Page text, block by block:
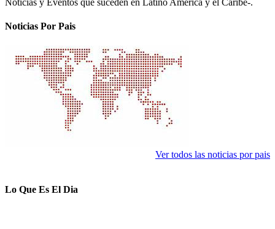
Noticias y Eventos que suceden en Latino América y el Caribe-.
Noticias Por Pais
Ver todos las noticias por pais
Lo Que Es El Dia